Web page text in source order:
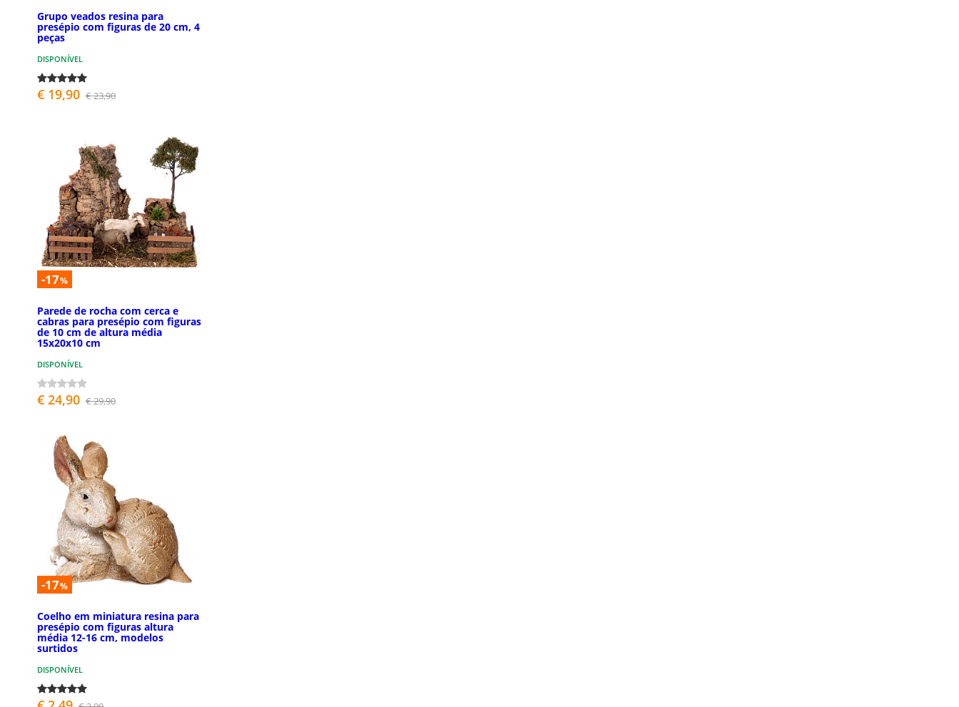
Grupo veados resina para
presépio com figuras de 20 cm, 4
peças
DISPONÍVEL
€ 19,90 € 23,90
-17%
Parede de rocha com cerca e
cabras para presépio com figuras
de 10 cm de altura média
15x20x10 cm
DISPONÍVEL
€ 24,90 € 29,90
-17%
Coelho em miniatura resina para
presépio com figuras altura
média 12-16 cm, modelos
surtidos
DISPONÍVEL